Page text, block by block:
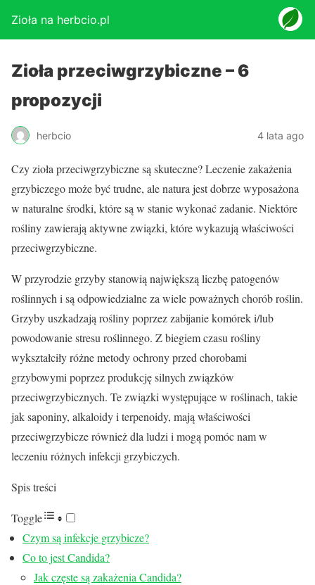
Zioła na herbcio.pl
Zioła przeciwgrzybiczne – 6
propozycji
herbcio 4 lata ago
Czy zioła przeciwgrzybiczne są skuteczne? Leczenie zakażenia
grzybiczego może być trudne, ale natura jest dobrze wyposażona
w naturalne środki, które są w stanie wykonać zadanie. Niektóre
rośliny zawierają aktywne związki, które wykazują właściwości
przeciwgrzybiczne.
W przyrodzie grzyby stanowią największą liczbę patogenów
roślinnych i są odpowiedzialne za wiele poważnych chorób roślin.
Grzyby uszkadzają rośliny poprzez zabijanie komórek i/lub
powodowanie stresu roślinnego. Z biegiem czasu rośliny
wykształciły różne metody ochrony przed chorobami
grzybowymi poprzez produkcję silnych związków
przeciwgrzybicznych. Te związki występujące w roślinach, takie
jak saponiny, alkaloidy i terpenoidy, mają właściwości
przeciwgrzybicze również dla ludzi i mogą pomóc nam w
leczeniu różnych infekcji grzybiczych.
Spis treści
Toggle
Czym są infekcje grzybicze?
Co to jest Candida?
Jak częste są zakażenia Candida?